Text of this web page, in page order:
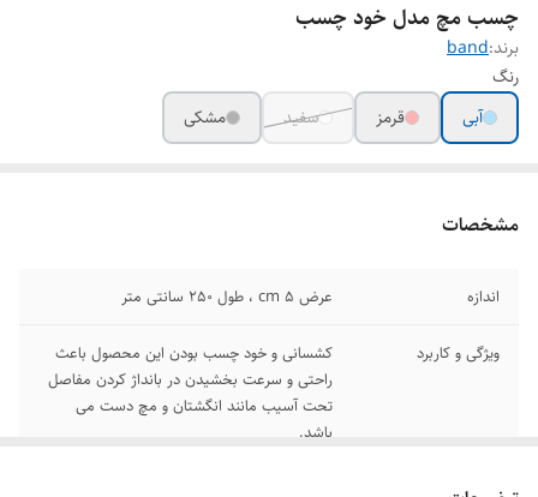
چسب مچ مدل خود چسب
برند:band
رنگ
آبی
قرمز سفید مشکی
مشخصات
اندازه عرض 5 cm ، طول 250 سانتی متر
ویژگی و کاربرد
کشسانی و خود چسب بودن این محصول باعث
راحتی و سرعت بخشیدن در بانداژ کردن مفاصل
تحت آسیب مانند انگشتان و مچ دست می
باشد.
جنس